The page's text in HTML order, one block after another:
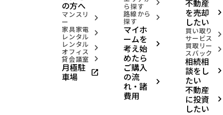
の方へ
マンスリ
ー arrow_forward_ios
家具家電
レンタル arrow_forward_ios
レンタル
オフィス arrow_forward_ios
貸会議室 arrow_forward_ios
月極駐
車場 open_in_new
ら探す arrow_forward_ios
路線から
探す arrow_forward_ios
マイホ
ームを
考え始
めたら
arrow_forward_ios
ご購入
の流
れ・諸
費用
arrow_forward_ios
不動産
を売却
したい
arrow_forward_ios
買い取り
サービス arrow_forward_ios
買取リー
スバック arrow_forward_ios
相続相
談をし
たい
arrow_forward_ios
不動産
に投資
したい
arrow_forward_ios